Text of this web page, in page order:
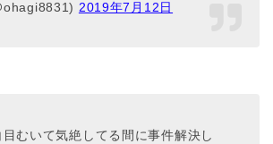
2019年7月12日
むいて気絶してる間に事件解決し